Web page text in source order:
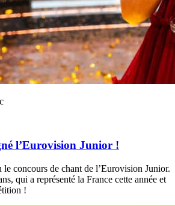
l’Eurovision Junior !
le concours de chant de l’Eurovision Junior.
qui a représenté la France cette année et
!